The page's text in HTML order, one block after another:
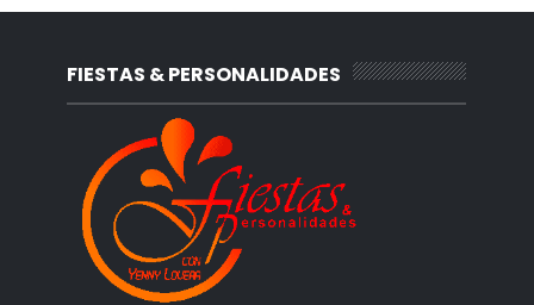
FIESTAS & PERSONALIDADES